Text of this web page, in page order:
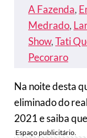
A Fazenda,
Medrado,
Show, Tati
Pecoraro
Na noite desta
eliminado do
2021 e saiba